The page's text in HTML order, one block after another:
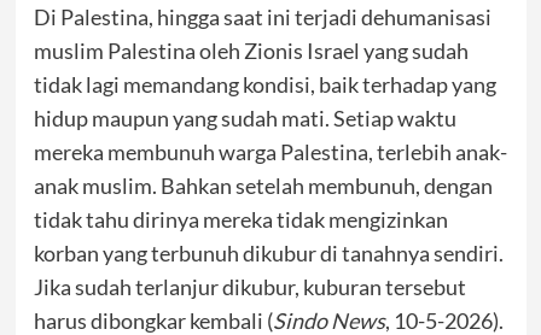
Di Palestina, hingga saat ini terjadi dehumanisasi
muslim Palestina oleh Zionis Israel yang sudah
tidak lagi memandang kondisi, baik terhadap yang
hidup maupun yang sudah mati. Setiap waktu
mereka membunuh warga Palestina, terlebih anak-
anak muslim. Bahkan setelah membunuh, dengan
tidak tahu dirinya mereka tidak mengizinkan
korban yang terbunuh dikubur di tanahnya sendiri.
Jika sudah terlanjur dikubur, kuburan tersebut
harus dibongkar kembali (Sindo News, 10-5-2026).